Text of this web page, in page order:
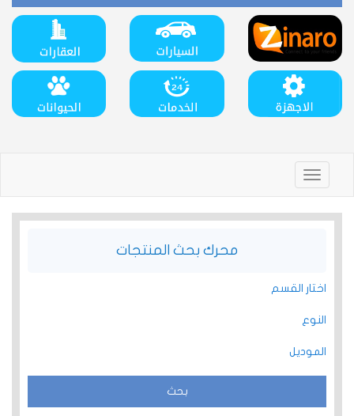
Toggle
navigation
محرك بحث المنتجات
اختار القسم
النوع
الموديل